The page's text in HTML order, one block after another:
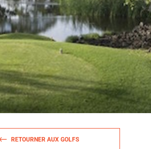
RETOURNER AUX GOLFS